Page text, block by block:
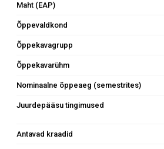
Maht (EAP)
Õppevaldkond
Õppekavagrupp
Õppekavarühm
Nominaalne õppeaeg (semestrites)
Juurdepääsu tingimused
Antavad kraadid